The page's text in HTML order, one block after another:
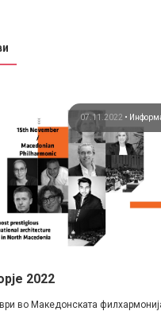
07.11.2022 •
2022
во Македонската